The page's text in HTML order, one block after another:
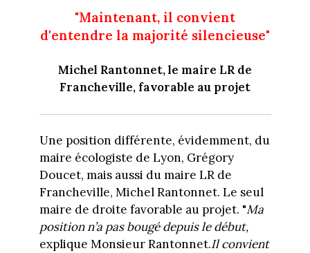
"Maintenant, il convient
d'entendre la majorité silencieuse"
Michel Rantonnet, le maire LR de
Francheville, favorable au projet
Une position différente, évidemment, du
maire écologiste de Lyon, Grégory
Doucet, mais aussi du maire LR de
Francheville, Michel Rantonnet. Le seul
maire de droite favorable au projet. "Ma
position n’a pas bougé depuis le début,
explique Monsieur Rantonnet.Il convient